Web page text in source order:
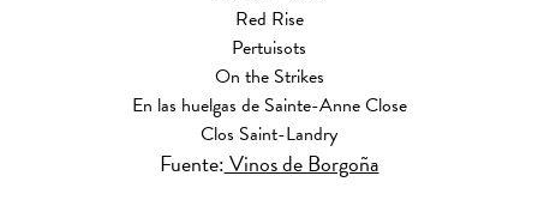
Red Rise
Pertuisots
On the Strikes
En las huelgas de Sainte-Anne Close
Clos Saint-Landry
Fuente:Vinos de Borgoña